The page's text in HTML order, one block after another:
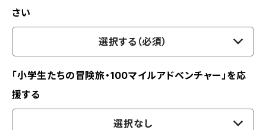
さい
選択する（必須）
「小学生たちの冒険旅・100マイルアドベンチャー」を応
援する
選択なし